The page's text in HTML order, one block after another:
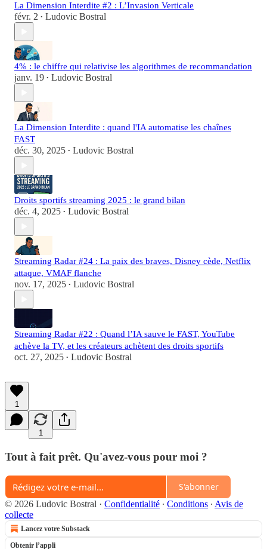
La Dimension Interdite #2 : L’Invasion Verticale
févr. 2 • Ludovic Bostral
4% : le chiffre qui relativise les algorithmes de recommandation
janv. 19 • Ludovic Bostral
La Dimension Interdite : quand l'IA automatise les chaînes
FAST
déc. 30, 2025 • Ludovic Bostral
Droits sportifs streaming 2025 : le grand bilan
déc. 4, 2025 • Ludovic Bostral
Streaming Radar #24 : La paix des braves, Disney cède, Netflix
attaque, VMAF flanche
nov. 17, 2025 • Ludovic Bostral
Streaming Radar #22 : Quand l’IA sauve le FAST, YouTube
achève la TV, et les créateurs achètent des droits sportifs
oct. 27, 2025 • Ludovic Bostral
1
1
Tout à fait prêt. Qu'avez-vous pour moi ?
S'abonner
© 2026 Ludovic Bostral · Confidentialité ∙ Conditions ∙ Avis de
collecte
Lancez votre Substack
Obtenir l’appli